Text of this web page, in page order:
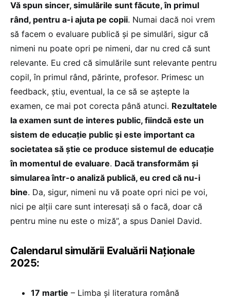
Vă spun sincer, simulările sunt făcute, în primul
rând, pentru a-i ajuta pe copii. Numai dacă noi vrem
să facem o evaluare publică și pe simulări, sigur că
nimeni nu poate opri pe nimeni, dar nu cred că sunt
relevante. Eu cred că simulările sunt relevante pentru
copil, în primul rând, părinte, profesor. Primesc un
feedback, știu, eventual, la ce să se aștepte la
examen, ce mai pot corecta până atunci. Rezultatele
la examen sunt de interes public, fiindcă este un
sistem de educație public și este important ca
societatea să știe ce produce sistemul de educație
în momentul de evaluare. Dacă transformăm și
simularea într-o analiză publică, eu cred că nu-i
bine. Da, sigur, nimeni nu vă poate opri nici pe voi,
nici pe alții care sunt interesați să o facă, doar că
pentru mine nu este o miză”, a spus Daniel David.
Calendarul simulării Evaluării Naționale
2025:
17 martie – Limba și literatura română